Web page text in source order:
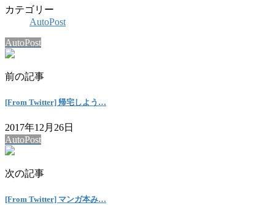
カテゴリー
AutoPost
AutoPost
前の記事
[From Twitter] 帰宅しよう…
2017年12月26日
AutoPost
次の記事
[From Twitter] マンガ本み…